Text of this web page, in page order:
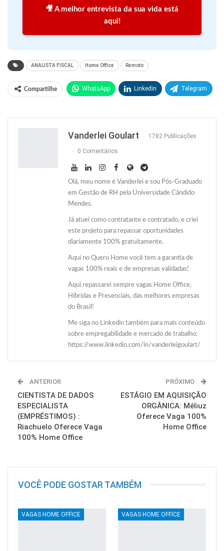
🎥 A melhor entrevista da sua vida está
aqui!
ANALISTA FISCAL Home Office Remoto
Compartilhe WhatsApp Linkedin Telegram
Vanderlei Goulart 1782 Publicações
0 Comentários
Olá, meu nome é Vanderlei e sou Pós-Graduado
em Gestão de RH pela Universidade Cândido
Mendes.
Já atuei como contratante e contratado, e criei
este projeto para repassar oportunidades
diariamente 100% gratuitamente.
Aqui no Quero Home você tem a garantia de
vagas 100% reais e de empresas validadas!
Aqui repassarei sempre vagas Home Office,
Híbridas e Presenciais, das melhores empresas
do Brasil!
Me siga no Linkedin também para mais conteúdo
sobre empregabilidade e mercado de trabalho:
https://www.linkedin.com/in/vanderleigoulart/
ANTERIOR
CIENTISTA DE DADOS
ESPECIALISTA
(EMPRÉSTIMOS) :
Riachuelo Oferece Vaga
100% Home Office
PRÓXIMO
ESTÁGIO EM AQUISIÇÃO
ORGÂNICA: Méliuz
Oferece Vaga 100%
Home Office
VOCÊ PODE GOSTAR TAMBÉM
VAGAS HOME OFFICE VAGAS HOME OFFICE